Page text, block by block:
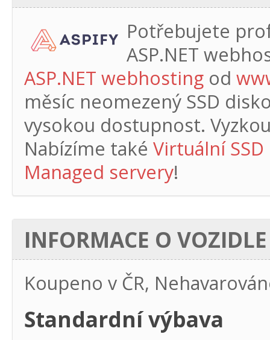
Potřebujete
ASP.NET
ASP.NET webhosting od
měsíc neomezený SSD
vysokou dostupnost.
Nabízíme také Virtuální
Managed servery!
INFORMACE O VOZIDLE
Koupeno v ČR,
Standardní výbava